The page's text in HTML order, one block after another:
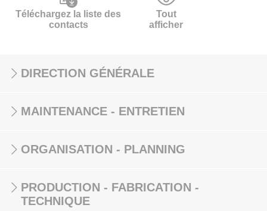
Téléchargez la liste des
contacts
Tout
afficher
DIRECTION GÉNÉRALE
MAINTENANCE - ENTRETIEN
ORGANISATION - PLANNING
PRODUCTION - FABRICATION -
TECHNIQUE